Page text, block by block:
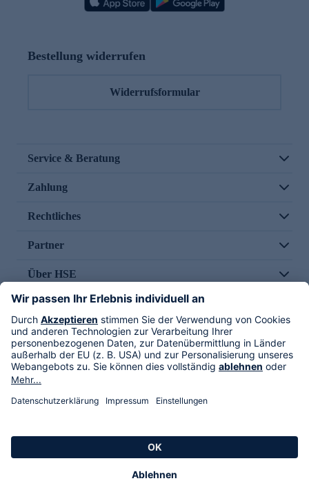
Bestellung widerrufen
Widerrufsformular
Service & Beratung
Zahlung
Rechtliches
Partner
Über HSE
Im TV
HSE International